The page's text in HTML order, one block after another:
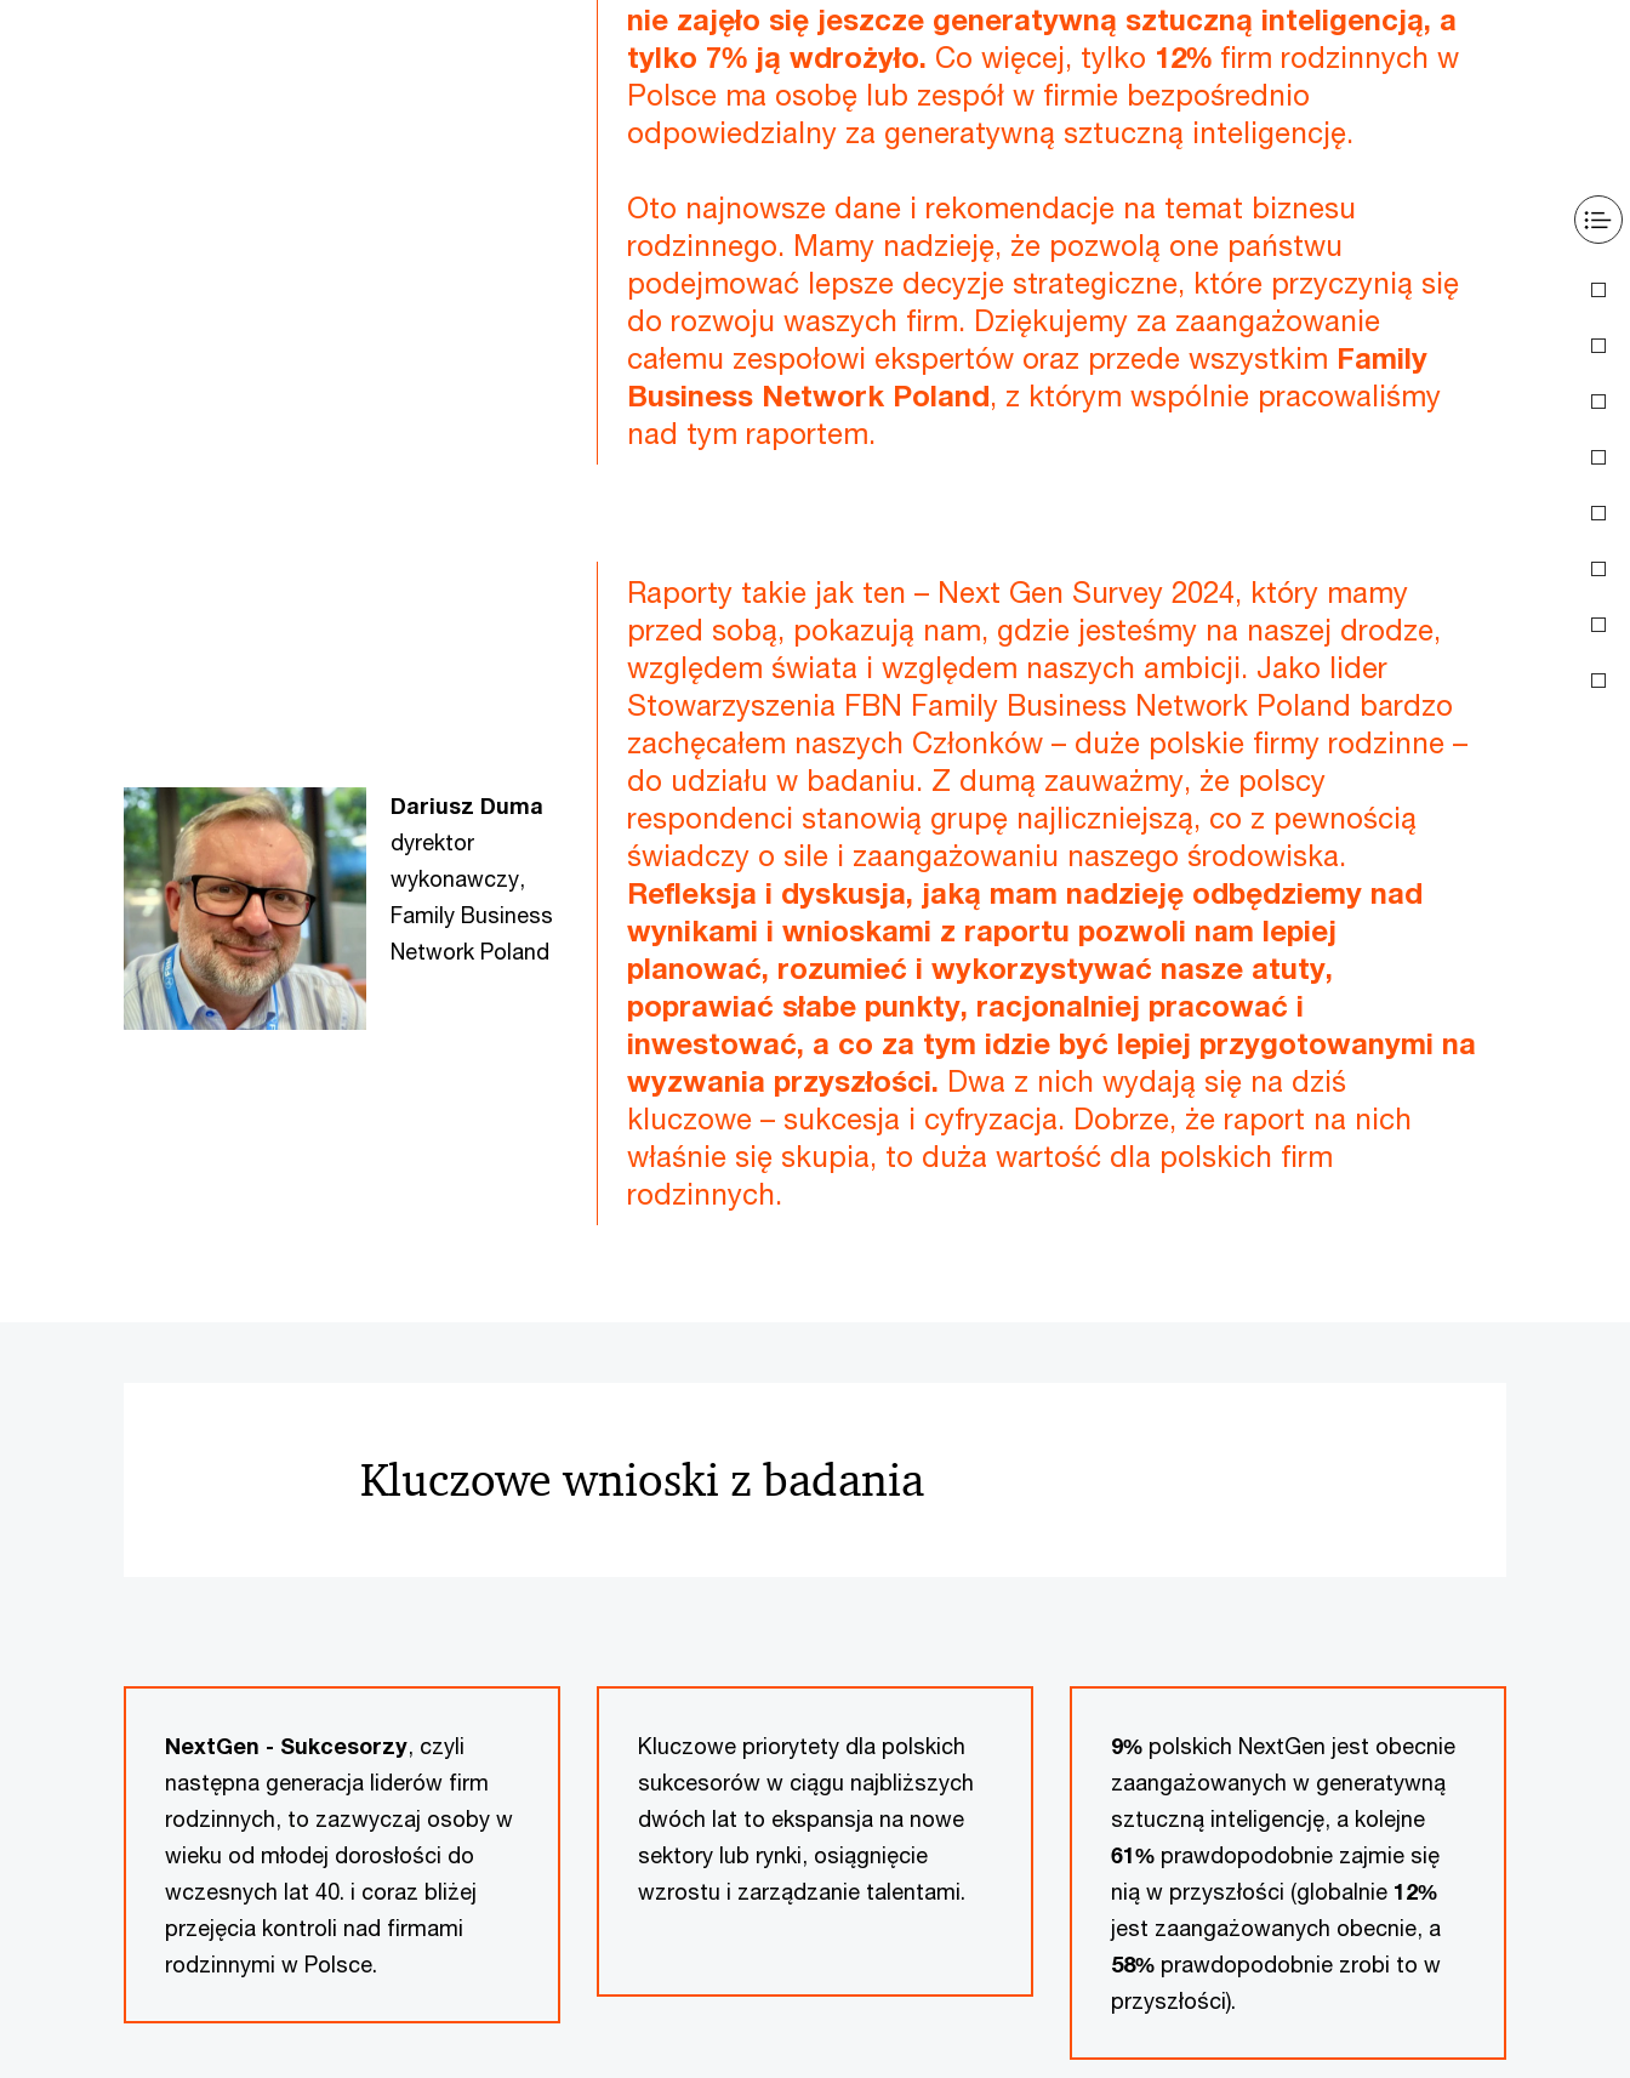
nie zajęło się jeszcze generatywną sztuczną inteligencją, a
tylko 7% ją wdrożyło. Co więcej, tylko 12% firm rodzinnych w
Polsce ma osobę lub zespół w firmie bezpośrednio
odpowiedzialny za generatywną sztuczną inteligencję.
Oto najnowsze dane i rekomendacje na temat biznesu
rodzinnego. Mamy nadzieję, że pozwolą one państwu
podejmować lepsze decyzje strategiczne, które przyczynią się
do rozwoju waszych firm. Dziękujemy za zaangażowanie
całemu zespołowi ekspertów oraz przede wszystkim Family
Business Network Poland, z którym wspólnie pracowaliśmy
nad tym raportem.
Dariusz Duma
dyrektor
wykonawczy,
Family Business
Network Poland
Raporty takie jak ten – Next Gen Survey 2024, który mamy
przed sobą, pokazują nam, gdzie jesteśmy na naszej drodze,
względem świata i względem naszych ambicji. Jako lider
Stowarzyszenia FBN Family Business Network Poland bardzo
zachęcałem naszych Członków – duże polskie firmy rodzinne –
do udziału w badaniu. Z dumą zauważmy, że polscy
respondenci stanowią grupę najliczniejszą, co z pewnością
świadczy o sile i zaangażowaniu naszego środowiska.
Refleksja i dyskusja, jaką mam nadzieję odbędziemy nad
wynikami i wnioskami z raportu pozwoli nam lepiej
planować, rozumieć i wykorzystywać nasze atuty,
poprawiać słabe punkty, racjonalniej pracować i
inwestować, a co za tym idzie być lepiej przygotowanymi na
wyzwania przyszłości. Dwa z nich wydają się na dziś
kluczowe – sukcesja i cyfryzacja. Dobrze, że raport na nich
właśnie się skupia, to duża wartość dla polskich firm
rodzinnych.
Kluczowe wnioski z badania
NextGen - Sukcesorzy, czyli
następna generacja liderów firm
rodzinnych, to zazwyczaj osoby w
wieku od młodej dorosłości do
wczesnych lat 40. i coraz bliżej
przejęcia kontroli nad firmami
rodzinnymi w Polsce.
Kluczowe priorytety dla polskich
sukcesorów w ciągu najbliższych
dwóch lat to ekspansja na nowe
sektory lub rynki, osiągnięcie
wzrostu i zarządzanie talentami.
9% polskich NextGen jest obecnie
zaangażowanych w generatywną
sztuczną inteligencję, a kolejne
61% prawdopodobnie zajmie się
nią w przyszłości (globalnie 12%
jest zaangażowanych obecnie, a
58% prawdopodobnie zrobi to w
przyszłości).